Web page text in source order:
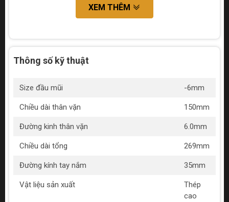
XEM THÊM
Thông số kỹ thuật
Size đầu mũi -6mm
Chiều dài thân vặn 150mm
Đường kinh thân vặn 6.0mm
Chiều dài tổng 269mm
Đường kính tay nắm 35mm
Vật liệu sản xuất
Thép
cao